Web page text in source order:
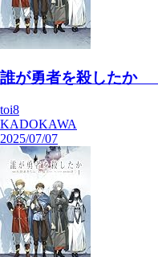
誰が勇者を殺したか
toi8
KADOKAWA
2025/07/07